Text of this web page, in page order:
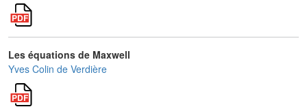
Les équations de Maxwell
Yves Colin de Verdière